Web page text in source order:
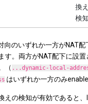
換
検知
向のいずれか一方がNAT
す。両方がNAT配下に設
（ ...dynamic-local-
はいずれか一方のみ
えの検知が有効であると